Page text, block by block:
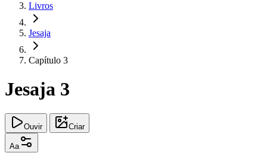
Livros
Jesaja
Capítulo 3
Jesaja 3
Ouvir Criar
Aa